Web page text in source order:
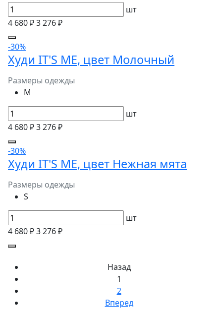
шт
4 680 ₽3 276 ₽
-30%
Худи IT'S ME, цвет Молочный
Размеры одежды
M
шт
4 680 ₽3 276 ₽
-30%
Худи IT'S ME, цвет Нежная мята
Размеры одежды
S
шт
4 680 ₽3 276 ₽
Назад
1
2
Вперед